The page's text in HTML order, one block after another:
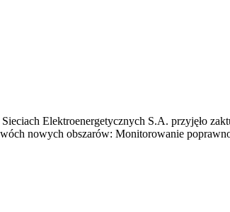
Elektroenergetycznych S.A. przyjęło
nowych obszarów: Monitorowanie